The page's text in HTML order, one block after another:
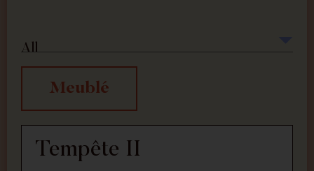
All
Meublé
Tempête II